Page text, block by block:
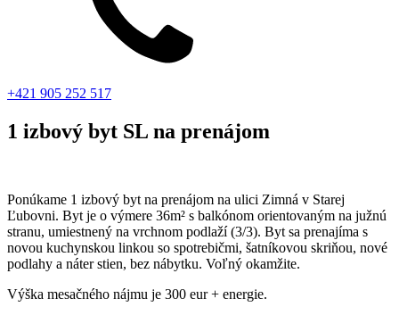
+421 905 252 517
1 izbový byt SL na prenájom
Ponúkame 1 izbový byt na prenájom na ulici Zimná v Starej
Ľubovni. Byt je o výmere 36m² s balkónom orientovaným na južnú
stranu, umiestnený na vrchnom podlaží (3/3). Byt sa prenajíma s
novou kuchynskou linkou so spotrebičmi, šatníkovou skriňou, nové
podlahy a náter stien, bez nábytku. Voľný okamžite.
Výška mesačného nájmu je 300 eur + energie.